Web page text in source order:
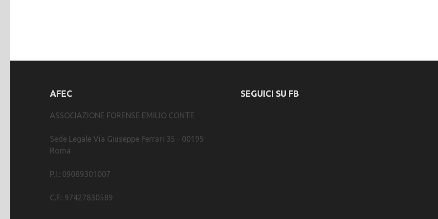
AFEC
ASSOCIAZIONE FORENSE EMILIO CONTE
Sede Legale Via Giuseppe Ferrari 35 - 00195
Roma
P.I.: 09089301007
C.F.: 97427830589
SEGUICI SU FB